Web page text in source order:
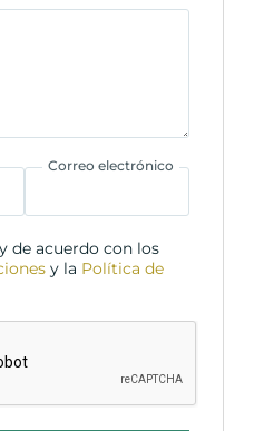
Correo electrónico
de acuerdo con los
y la Política de